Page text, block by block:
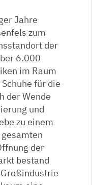
Jahre
zum
der
6.000
im Raum
für die
der Wende
und
zu einem
der
bestand